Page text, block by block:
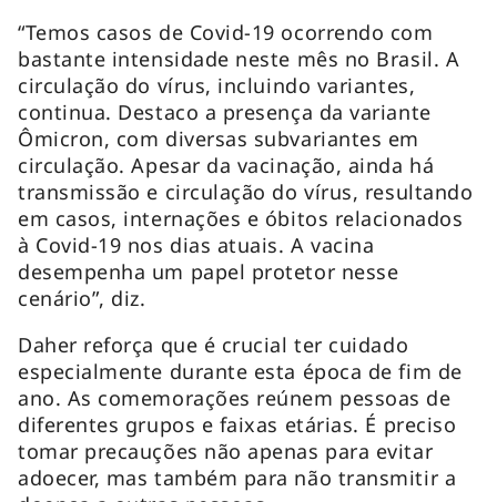
“Temos casos de Covid-19 ocorrendo com
bastante intensidade neste mês no Brasil. A
circulação do vírus, incluindo variantes,
continua. Destaco a presença da variante
Ômicron, com diversas subvariantes em
circulação. Apesar da vacinação, ainda há
transmissão e circulação do vírus, resultando
em casos, internações e óbitos relacionados
à Covid-19 nos dias atuais. A vacina
desempenha um papel protetor nesse
cenário”, diz.
Daher reforça que é crucial ter cuidado
especialmente durante esta época de fim de
ano. As comemorações reúnem pessoas de
diferentes grupos e faixas etárias. É preciso
tomar precauções não apenas para evitar
adoecer, mas também para não transmitir a